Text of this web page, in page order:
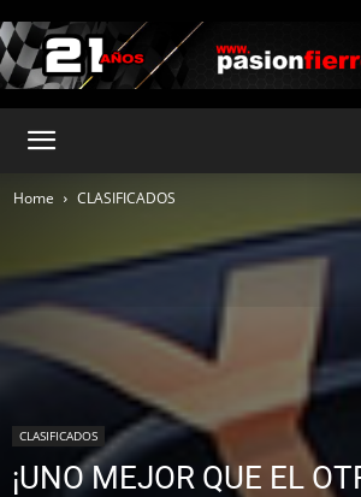
Home CLASIFICADOS
CLASIFICADOS
¡UNO MEJOR QUE EL